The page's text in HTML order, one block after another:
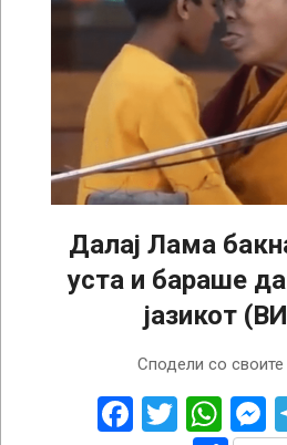
Далај Лама
уста и бараше
јазикот
Сподели со своите
Facebook
Twitter